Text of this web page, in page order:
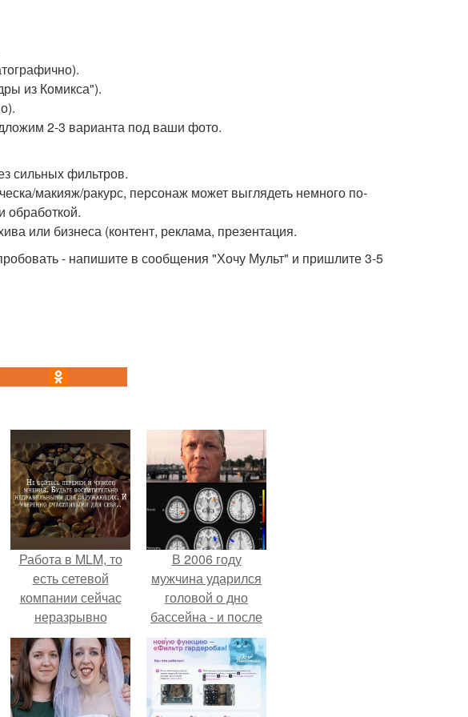
из Комикса").
2-3 варианта под ваши фото.
сильных фильтров.
макияж/ракурс, персонаж может выглядеть немного по-
обработкой.
или бизнеса (контент, реклама, презентация.
- напишите в сообщения "Хочу Мульт" и пришлите 3-5
Работа в MLM, то
есть сетевой
компании сейчас
неразрывно
связана с создание
своего контента,
своей страницы в
соц сетях.
В 2006 году
мужчина ударился
головой о дно
бассейна - и после
этого его жизнь
изменилась самым
странным образом.